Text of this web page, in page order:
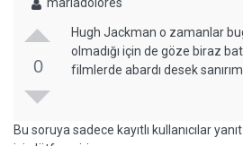
0
Hugh Jackman o zamanlar
olmadığı için de göze biraz
filmlerde abardı desek
Bu soruya sadece kayıtlı kullanıcılar